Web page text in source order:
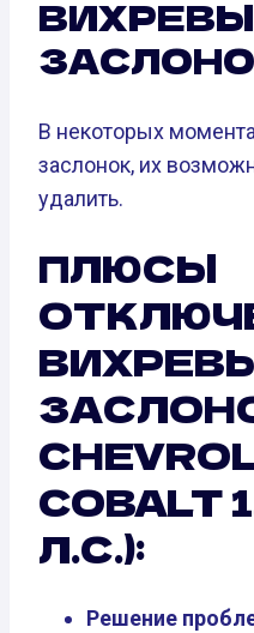
В некоторых
заслонок, их
удалить.
ПЛЮСЫ
COBALT
Л.С.):
Решение